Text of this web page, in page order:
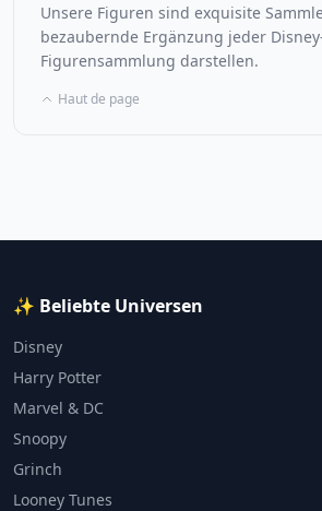
Unsere Figuren sind exquisite
bezaubernde Ergänzung jeder
Figurensammlung darstellen.
Haut de page
✨ Beliebte Universen
Disney
Harry Potter
Marvel & DC
Snoopy
Grinch
Looney Tunes